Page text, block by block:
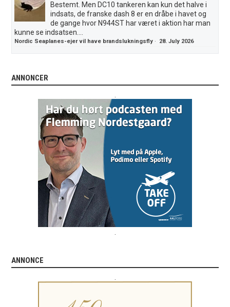
Bestemt. Men DC10 tankeren kan kun det halve i
indsats, de franske dash 8 er en dråbe i havet og
de gange hvor N944ST har været i aktion har man
kunne se indsatsen....
Nordic Seaplanes-ejer vil have brandslukningsfly · 28. July 2026
ANNONCER
ANNONCE